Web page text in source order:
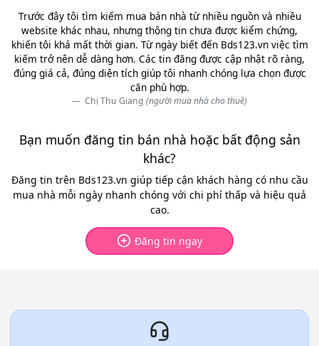
Trước đây tôi tìm kiếm mua bán nhà từ nhiều nguồn và nhiều
website khác nhau, nhưng thông tin chưa được kiểm chứng,
khiến tôi khá mất thời gian. Từ ngày biết đến Bds123.vn việc tìm
kiếm trở nên dễ dàng hơn. Các tin đăng được cập nhật rõ ràng,
đúng giá cả, đúng diện tích giúp tôi nhanh chóng lựa chọn được
căn phù hợp.
Chị Thu Giang (người mua nhà cho thuê)
Bạn muốn đăng tin bán nhà hoặc bất động sản
khác?
Đăng tin trên Bds123.vn giúp tiếp cận khách hàng có nhu cầu
mua nhà mỗi ngày nhanh chóng với chi phí thấp và hiệu quả
cao.
Đăng tin ngay